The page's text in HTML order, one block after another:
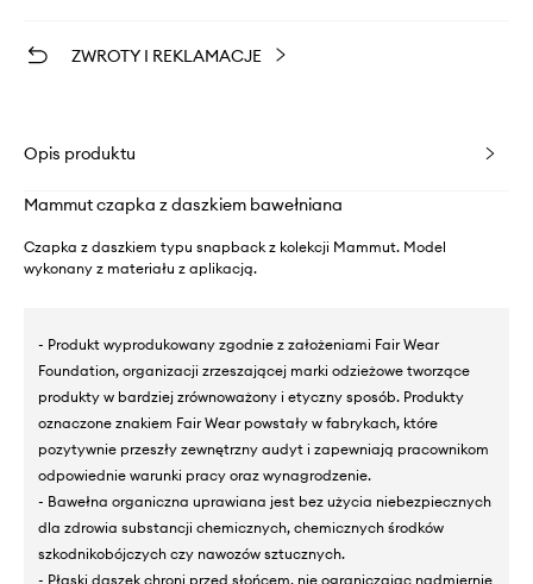
ZWROTY I REKLAMACJE
Opis produktu
Mammut czapka z daszkiem bawełniana
Czapka z daszkiem typu snapback z kolekcji Mammut. Model
wykonany z materiału z aplikacją.
- Produkt wyprodukowany zgodnie z założeniami Fair Wear
Foundation, organizacji zrzeszającej marki odzieżowe tworzące
produkty w bardziej zrównoważony i etyczny sposób. Produkty
oznaczone znakiem Fair Wear powstały w fabrykach, które
pozytywnie przeszły zewnętrzny audyt i zapewniają pracownikom
odpowiednie warunki pracy oraz wynagrodzenie.
- Bawełna organiczna uprawiana jest bez użycia niebezpiecznych
dla zdrowia substancji chemicznych, chemicznych środków
szkodnikobójczych czy nawozów sztucznych.
- Płaski daszek chroni przed słońcem, nie ograniczając nadmiernie